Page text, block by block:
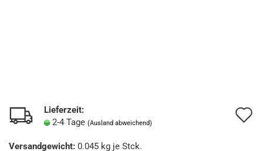
Lieferzeit:
2-4 Tage (Ausland abweichend)
Versandgewicht: 0.045 kg je Stck.